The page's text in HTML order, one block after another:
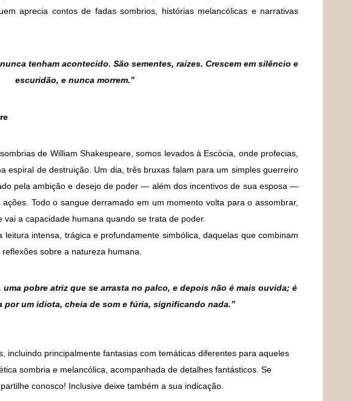
aprecia contos de fadas sombrios, histórias melancólicas e narrativas
tenham acontecido. São sementes, raízes. Crescem em silêncio e
escuridão, e nunca morrem.”
de William Shakespeare, somos levados à Escócia, onde profecias,
espiral de destruição. Um dia, três bruxas falam para um simples guerreiro
pela ambição e desejo de poder — além dos incentivos de sua esposa —
Todo o sangue derramado em um momento volta para o assombrar,
a capacidade humana quando se trata de poder.
leitura intensa, trágica e profundamente simbólica, daquelas que combinam
sobre a natureza humana.
uma pobre atriz que se arrasta no palco, e depois não é mais ouvida; é
por um idiota, cheia de som e fúria, significando nada.”
incluindo principalmente fantasias com temáticas diferentes para aqueles
sombria e melancólica, acompanhada de detalhes fantásticos. Se
conosco! Inclusive deixe também a sua indicação.